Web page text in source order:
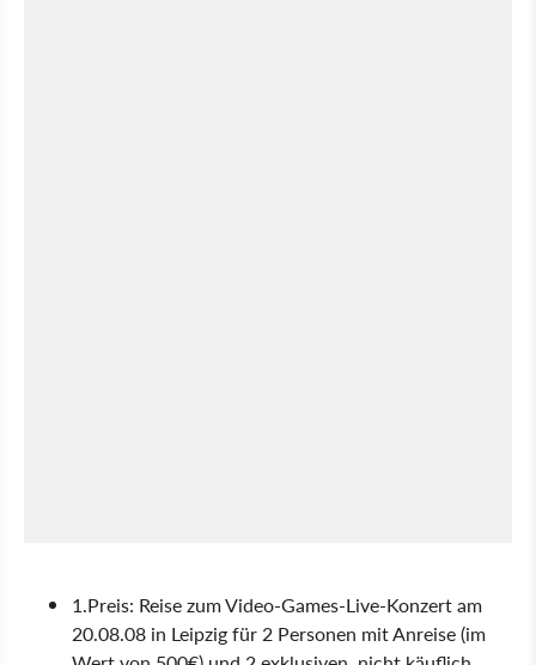
1.Preis: Reise zum Video-Games-Live-Konzert am
20.08.08 in Leipzig für 2 Personen mit Anreise (im